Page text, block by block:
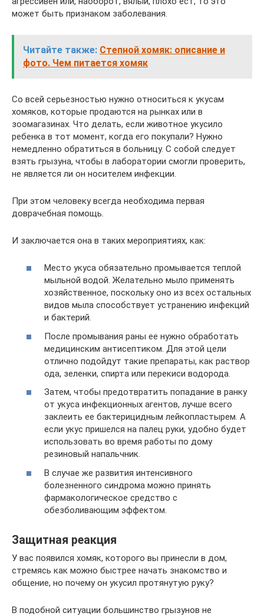
может быть признаком заболевания.
Читайте также: Степной хомяк: описание и
фото. Чем питается хомяк
Со всей серьезностью нужно относиться к укусам
хомяков, которые продаются на рынках или в
зоомагазинах. Что делать, если животное укусило
ребенка в тот момент, когда его покупали? Нужно
немедленно обратиться в больницу. С собой следует
взять грызуна, чтобы в лаборатории смогли проверить,
не является ли он носителем инфекции.
При этом человеку всегда необходима первая
доврачебная помощь.
И заключается она в таких мероприятиях, как:
Место укуса обязательно промывается теплой
мыльной водой. Желательно мыло применять
хозяйственное, поскольку оно из всех остальных
видов мыла способствует устранению инфекций
и бактерий.
После промывания раны ее нужно обработать
медицинским антисептиком. Для этой цели
отлично подойдут такие препараты, как раствор
ода, зеленки, спирта или перекиси водорода.
Затем, чтобы предотвратить попадание в ранку
от укуса инфекционных агентов, лучше всего
заклеить ее бактерицидным лейкопластырем. А
если укус пришелся на палец руки, удобно будет
использовать во время работы по дому
резиновый напальчник.
В случае же развития интенсивного
болезненного синдрома можно принять
фармакологическое средство с
обезболивающим эффектом.
Защитная реакция
У вас появился хомяк, которого вы принесли в дом,
стремясь как можно быстрее начать знакомство и
общение, но почему он укусил протянутую руку?
В подобной ситуации большинство грызунов не